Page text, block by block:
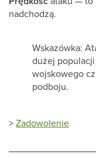
nadchodzą.
Wskazówka:
dużej
wojskowego
podboju.
>Zadowolenie